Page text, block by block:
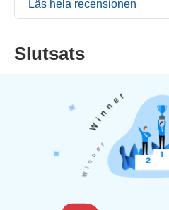
Läs hela recensionen
Slutsats